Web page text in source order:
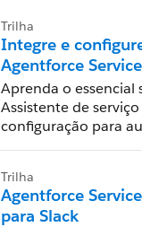
Trilha
Integre e
Agentforce Service
Assistant
de serviço do
Agentforce)
Aprenda o essencial
Assistente de
configuração para
Trilha
Agentforce Service
para Slack